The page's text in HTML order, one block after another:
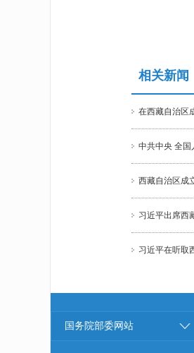
相关新闻
在西藏自治区
中共中央 全国
西藏自治区成
习近平出席西
习近平在听取
国务院部委网站